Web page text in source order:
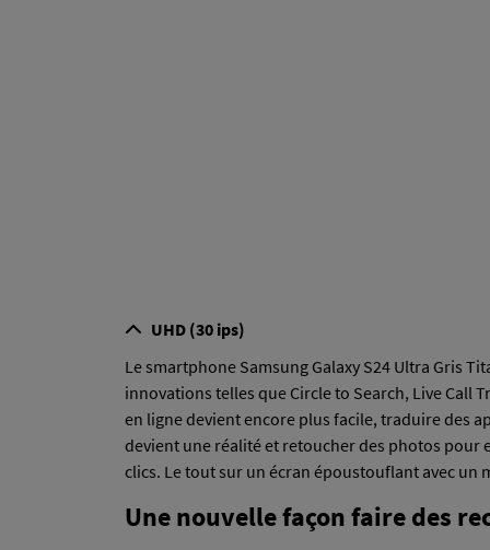
UHD (30 ips)
Le smartphone Samsung Galaxy S24 Ultra Gris
innovations telles que Circle to Search, Live Call
en ligne devient encore plus facile, traduire des
devient une réalité et retoucher des photos pour
clics. Le tout sur un écran époustouflant avec
Une nouvelle façon faire des